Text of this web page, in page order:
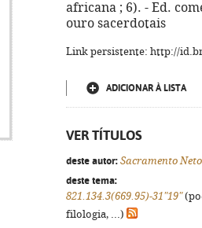
africana ; 6). - Ed.
ouro sacerdotais
Link persistente: http://
ADICIONAR À LISTA
VER TÍTULOS
deste autor: Sacramento Neto
deste tema:
821.134.3(669.95)-31"19"
filologia, ...)